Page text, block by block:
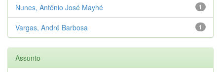
1
Nunes, Antônio José Mayhé
1
Vargas, André Barbosa
Assunto